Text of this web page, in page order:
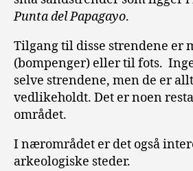
Punta del Papagayo.
Tilgang til disse strendene er
(bompenger) eller til fots.
selve strendene, men de er
vedlikeholdt. Det er noen
området.
I nærområdet er det også
arkeologiske steder.